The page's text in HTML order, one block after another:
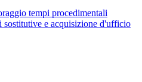
tempi procedimentali
sostitutive e acquisizione d'ufficio